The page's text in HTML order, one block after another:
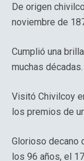
De origen
noviembre de
Cumplió una
muchas décadas.
Visitó Chivilcoy
los premios de
Glorioso decano
los 96 años, el